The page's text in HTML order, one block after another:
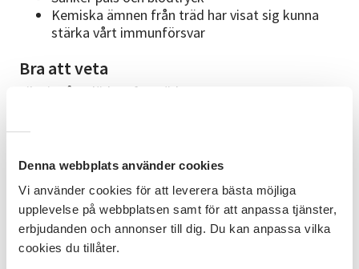
Denna webbplats använder cookies
Vi använder cookies för att leverera bästa möjliga
upplevelse på webbplatsen samt för att anpassa tjänster,
erbjudanden och annonser till dig. Du kan anpassa vilka
cookies du tillåter.
Kemiska ämnen från träd har visat sig kunna
stärka vårt immunförsvar
Bra att veta
Fika ingår. Kläder efter väder.
Skatteverket.
Med start 29/9 erbjuder vi en studiecirkel med fyra
tillfällen för dig som vill landa djupare och bygga en
hållbar rutin för din återhämtning i en trygg
gemenskap.